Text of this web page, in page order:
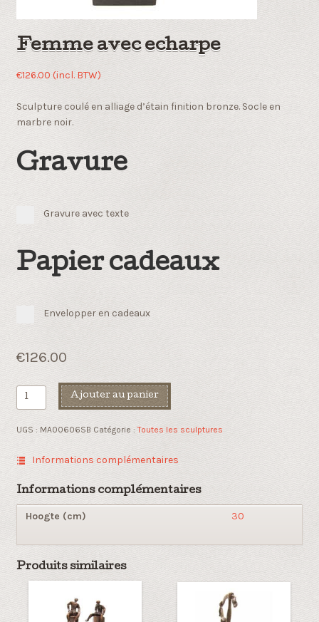
Femme avec echarpe
€126.00 (incl. BTW)
Sculpture coulé en alliage d’étain finition bronze. Socle en
marbre noir.
Gravure
Gravure avec texte
Papier cadeaux
Envelopper en cadeaux
€126.00
quantité
de
echarpe
Ajouter au panier
UGS : MA00606SB Catégorie :Toutes les sculptures
Informations complémentaires
Informations complémentaires
Hoogte (cm) 30
Produits similaires